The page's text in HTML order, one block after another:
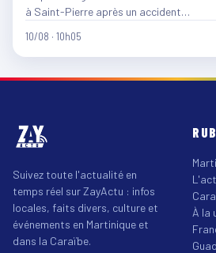
à Saint-Pierre après un accident…
10/08 · 10h05
Suivez toute l'actualité en
temps réel sur ZayActu : infos
locales, faits divers, culture et
événements en Martinique et
dans la Caraïbe.
À la